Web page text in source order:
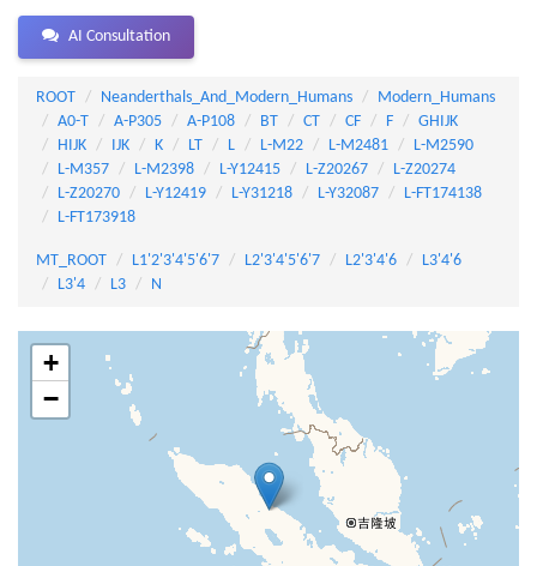
AI Consultation
ROOT Neanderthals_And_Modern_Humans
Modern_Humans
A0-T
A-P305 A-P108 BT CT CF F
GHIJK
HIJK
IJK K LT L L-M22 L-M2481
L-M2590
L-M357
L-M2398 L-Y12415 L-Z20267
L-Z20274
L-Z20270
L-Y12419 L-Y31218 L-Y32087
L-FT174138
L-FT173918
MT_ROOT L1'2'3'4'5'6'7 L2'3'4'5'6'7 L2'3'4'6
L3'4'6
L3'4
L3 N
+
−